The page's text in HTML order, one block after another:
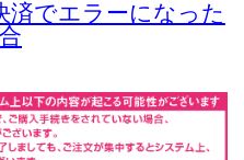
済でエラーになった